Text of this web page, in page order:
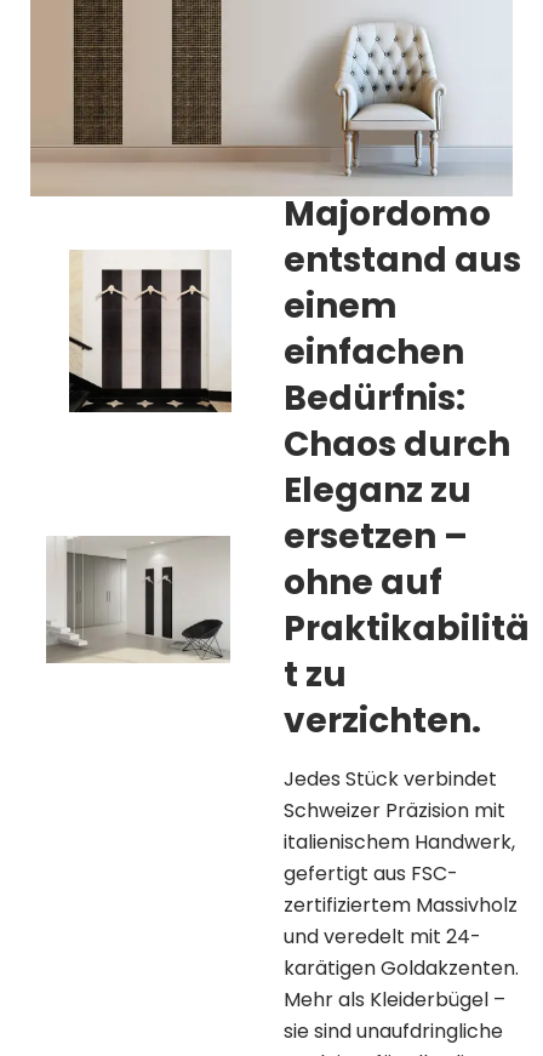
Majordomo
entstand aus
einem
einfachen
Bedürfnis:
Chaos durch
Eleganz zu
ersetzen –
ohne auf
Praktikabilitä
t zu
verzichten.
Jedes Stück verbindet
Schweizer Präzision mit
italienischem Handwerk,
gefertigt aus FSC-
zertifiziertem Massivholz
und veredelt mit 24-
karätigen Goldakzenten.
Mehr als Kleiderbügel –
sie sind unaufdringliche